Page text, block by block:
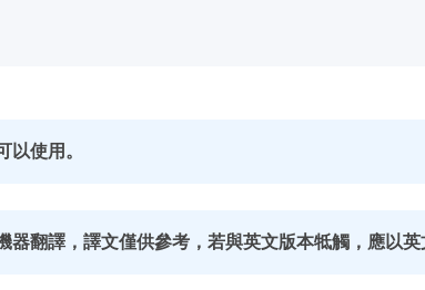
使用。
器翻譯，譯文僅供參考，若與英文版本牴觸，應以英